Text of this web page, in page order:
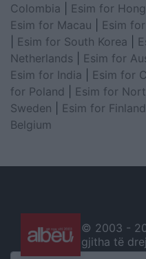
Colombia
Esim for
Esim for Macau
Esim
Esim for South Korea
Netherlands
Esim for
Esim for India
Esim for
for Poland
Esim for
Sweden
Esim for Finland
Belgium
© 2003 -
gjitha të